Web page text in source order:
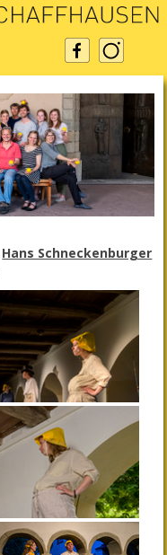
Hans Schneckenburger